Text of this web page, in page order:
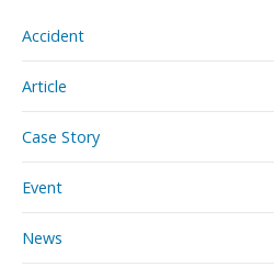
Accident
Article
Case Story
Event
News